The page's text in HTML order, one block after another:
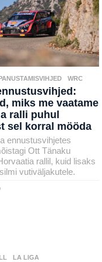
o
,WRC
miks me vaatame
ralli puhul
sel korral mööda
ennustusvihjetes
Ott Tänaku
rallil, kuid lisaks
vutiväljakutele.
g
,LA LIGA